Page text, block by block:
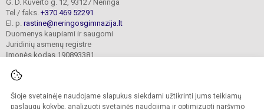
Šioje svetainėje naudojame slapukus siekdami užtikrinti jums teikiamų
paslaugų kokybę, analizuoti svetainės naudojimą ir optimizuoti naršymo
G. D. Kuverto g. 12, 93127 Neringa
Tel./ faks. +370 469 52291
El. p. rastine@neringosgimnazija.lt
Duomenys kaupiami ir saugomi
Juridinių asmenų registre
Įmonės kodas 190893381
© 2026. Neringos gimnazija. Visos teisės saugomos.
Kopijuoti turinį be raštiško įstaigos administracijos sutikimo griežtai draudžiama.